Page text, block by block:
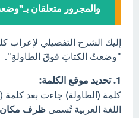
والمجرور متعلقان
إليك الشرح التفصيلي لإعراب
"وضعتُ الكتابَ فوقَ الطاولةِ":
1. تحديد موقع الكلمة:
كلمة (الطاولة) جاءت بعد
اللغة العربية تُسمى ظرف مكان